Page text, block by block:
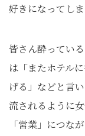
好きになってし
皆さん酔ってい
は「またホテル
げる」などと言
流されるように
「営業」につな